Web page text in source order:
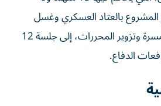
المشروع بالعتاد العسكري وغسل
الأموال والوساطة والسمسرة وتزوير المحررات، إلى جلسة 12
الدفاع.